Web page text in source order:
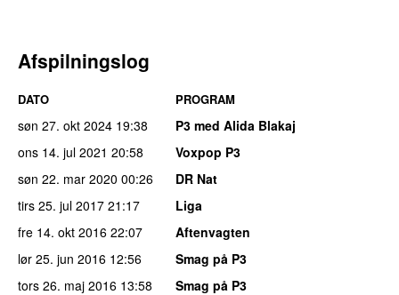
Afspilningslog
DATO PROGRAM
søn 27. okt 2024 19:38
P3 med Alida Blakaj
ons 14. jul 2021 20:58
Voxpop P3
søn 22. mar 2020 00:26
DR Nat
tirs 25. jul 2017 21:17
Liga
fre 14. okt 2016 22:07
Aftenvagten
lør 25. jun 2016 12:56
Smag på P3
tors 26. maj 2016 13:58
Smag på P3